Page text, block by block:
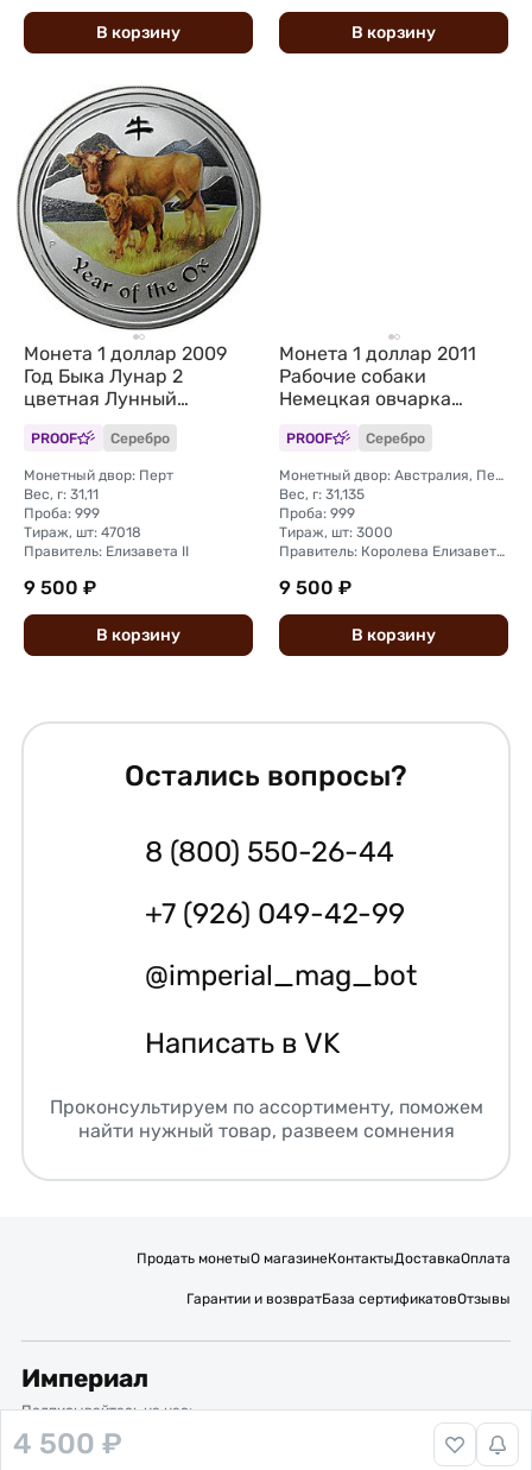
4 500 ₽
В корзину В корзину
Монета 1 доллар 2009
Год Быка Лунар 2
цветная Лунный
календарь Австралия
PROOF Серебро
Монетный двор: Перт
Вес, г: 31,11
Проба: 999
Тираж, шт: 47018
Правитель: Елизавета II
9 500 ₽
В корзину
Монета 1 доллар 2011
Рабочие собаки
Немецкая овчарка
PROOF Серебро
Монетный двор: Австралия, Перт
Вес, г: 31,135
Проба: 999
Тираж, шт: 3000
Правитель: Королева Елизавета II (1976 - 2024)
9 500 ₽
В корзину
Остались вопросы?
8 (800) 550-26-44
+7 (926) 049-42-99
@imperial_mag_bot
Написать в VK
Проконсультируем по ассортименту, поможем
найти нужный товар, развеем сомнения
Продать монетыО магазинеКонтактыДоставкаОплата
Гарантии и возвратБаза сертификатовОтзывы
Империал
Подписывайтесь на нас:
Вакансии